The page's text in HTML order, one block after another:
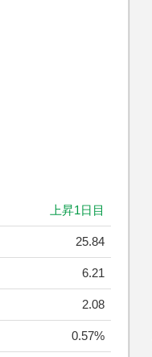
上昇1日目
25.84
6.21
2.08
0.57%